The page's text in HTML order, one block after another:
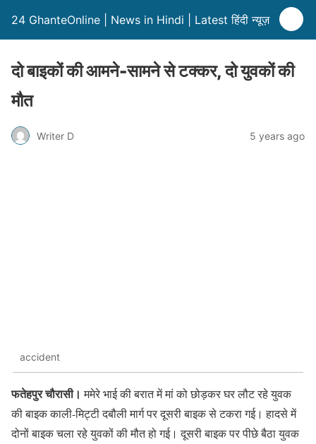
24 GhanteOnline | News in Hindi | Latest हिंदी न्यूज़
दो बाइकों की आमने-सामने से टक्कर, दो युवकों की
मौत
Writer D 5 years ago
accident
फतेहपुर चौरासी। ममेरे भाई की बरात में मां को छोड़कर घर लौट रहे युवक
की बाइक काली-मिट्टी दबौली मार्ग पर दूसरी बाइक से टकरा गई। हादसे में
दोनों बाइक चला रहे युवकों की मौत हो गई। दूसरी बाइक पर पीछे बैठा युवक